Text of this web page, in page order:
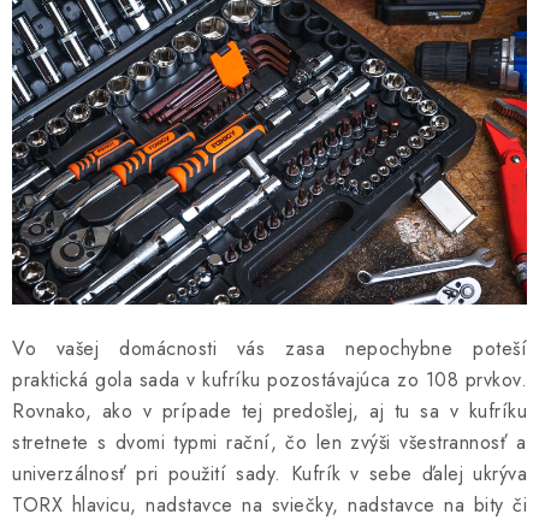
Vo vašej domácnosti vás zasa nepochybne poteší
praktická gola sada v kufríku pozostávajúca zo 108 prvkov.
Rovnako, ako v prípade tej predošlej, aj tu sa v kufríku
stretnete s dvomi typmi rační, čo len zvýši všestrannosť a
univerzálnosť pri použití sady. Kufrík v sebe ďalej ukrýva
TORX hlavicu, nadstavce na sviečky, nadstavce na bity či